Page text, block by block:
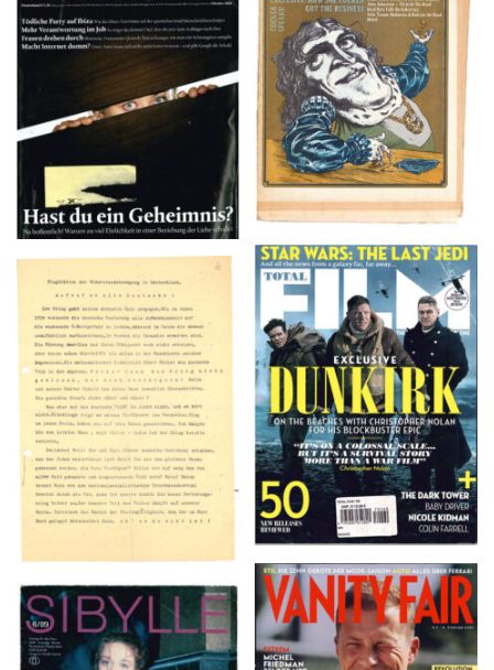
NEON – OKTOBER
2008
Crawdaddy – June/11/72
TOTAL FILM #260 –
SUMMER 2017
Flugblätter der Weissen
Rose – V, Januar 1943
VANITY FAIR – Nr. 7 –
8. Februar 2007
SIBYLLE 6/89